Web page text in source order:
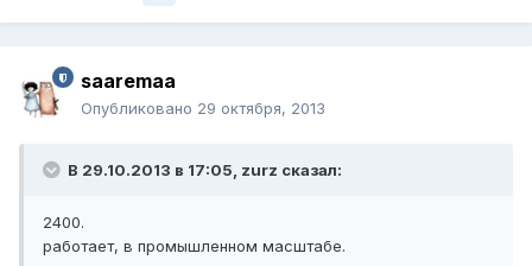
saaremaa
Опубликовано 29 октября, 2013
В 29.10.2013 в 17:05, zurz сказал:
2400.
работает, в промышленном масштабе.